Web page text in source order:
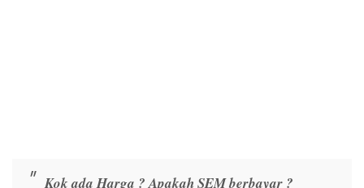
Kok ada Harga ? Apakah SEM berbayar ?